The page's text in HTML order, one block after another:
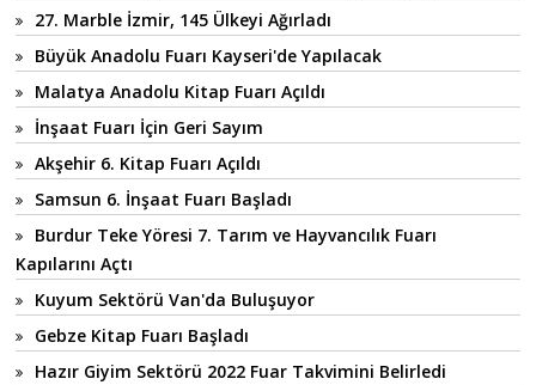
27. Marble İzmir, 145 Ülkeyi Ağırladı
Büyük Anadolu Fuarı Kayseri'de Yapılacak
Malatya Anadolu Kitap Fuarı Açıldı
İnşaat Fuarı İçin Geri Sayım
Akşehir 6. Kitap Fuarı Açıldı
Samsun 6. İnşaat Fuarı Başladı
Burdur Teke Yöresi 7. Tarım ve Hayvancılık Fuarı
Kapılarını Açtı
Kuyum Sektörü Van'da Buluşuyor
Gebze Kitap Fuarı Başladı
Hazır Giyim Sektörü 2022 Fuar Takvimini Belirledi